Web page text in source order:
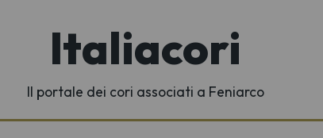
Italiacori
Il portale dei cori associati a Feniarco